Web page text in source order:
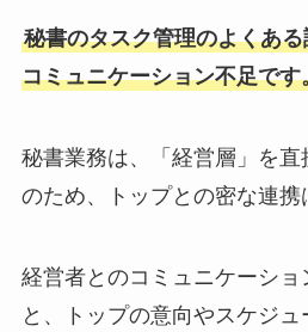
秘書のタスク管理のよくあ
コミュニケーション不足です
秘書業務は、「経営層」を
のため、トップとの密な連携
経営者とのコミュニケーショ
と、トップの意向やスケジ